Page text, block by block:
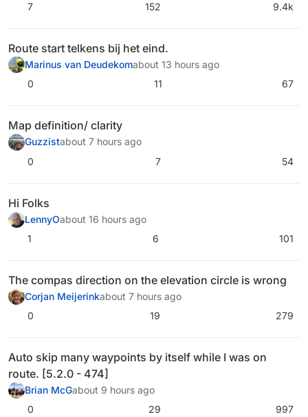
7
152 9.4k
Route start telkens bij het eind.
Marinus van Deudekomabout 13 hours ago
0
11 67
Map definition/ clarity
Guzzistabout 7 hours ago
0
7 54
Hi Folks
LennyOabout 16 hours ago
1
6 101
The compas direction on the elevation circle is wrong
Corjan Meijerinkabout 7 hours ago
0
19 279
Auto skip many waypoints by itself while I was on
route. [5.2.0 - 474]
Brian McGabout 9 hours ago
0
29 997